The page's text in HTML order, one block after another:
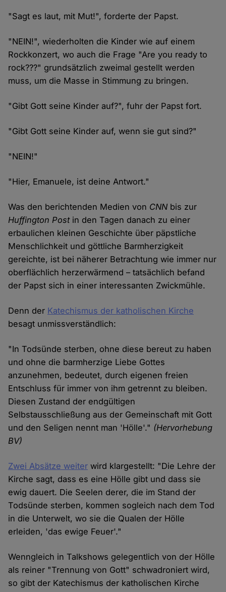
"Sagt es laut, mit Mut!", forderte der Papst.
"NEIN!", wiederholten die Kinder wie auf einem
Rockkonzert, wo auch die Frage "Are you ready to
rock???" grundsätzlich zweimal gestellt werden
muss, um die Masse in Stimmung zu bringen.
"Gibt Gott seine Kinder auf?", fuhr der Papst fort.
"Gibt Gott seine Kinder auf, wenn sie gut sind?"
"NEIN!"
"Hier, Emanuele, ist deine Antwort."
Was den berichtenden Medien von CNN bis zur
Huffington Postin den Tagen danach zu einer
erbaulichen kleinen Geschichte über päpstliche
Menschlichkeit und göttliche Barmherzigkeit
gereichte, ist bei näherer Betrachtung wie immer nur
oberflächlich herzerwärmend – tatsächlich befand
der Papst sich in einer interessanten Zwickmühle.
Denn der Katechismus der katholischen Kirche
besagt unmissverständlich:
"In Todsünde sterben, ohne diese bereut zu haben
und ohne die barmherzige Liebe Gottes
anzunehmen, bedeutet, durch eigenen freien
Entschluss für immer von ihm getrennt zu bleiben.
Diesen Zustand der endgültigen
Selbstausschließung aus der Gemeinschaft mit Gott
und den Seligen nennt man 'Hölle'." (Hervorhebung
BV)
Zwei Absätze weiter wird klargestellt: "Die Lehre der
Kirche sagt, dass es eine Hölle gibt und dass sie
ewig dauert. Die Seelen derer, die im Stand der
Todsünde sterben, kommen sogleich nach dem Tod
in die Unterwelt, wo sie die Qualen der Hölle
erleiden, 'das ewige Feuer'."
Wenngleich in Talkshows gelegentlich von der Hölle
als reiner "Trennung von Gott" schwadroniert wird,
so gibt der Katechismus der katholischen Kirche